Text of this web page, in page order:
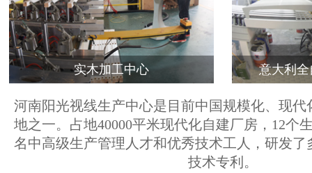
实木加工中心 意大利
河南阳光视线生产中心是目前中国规模化、现代
地之一。占地40000平米现代化自建厂房，12个
名中高级生产管理人才和优秀技术工人，研发了
技术专利。